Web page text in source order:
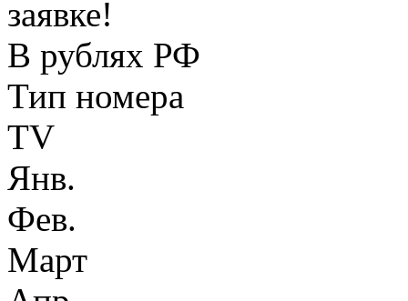
заявке!
В рублях РФ
Тип номера
TV
Янв.
Фев.
Март